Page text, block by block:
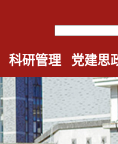
科研管理 党建思